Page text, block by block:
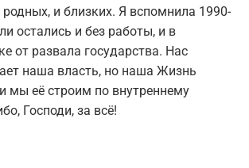
родных, и близких. Я вспомнила 1990-
остались и без работы, и в
от развала государства. Нас
наша власть, но наша Жизнь
мы её строим по внутреннему
Господи, за всё!